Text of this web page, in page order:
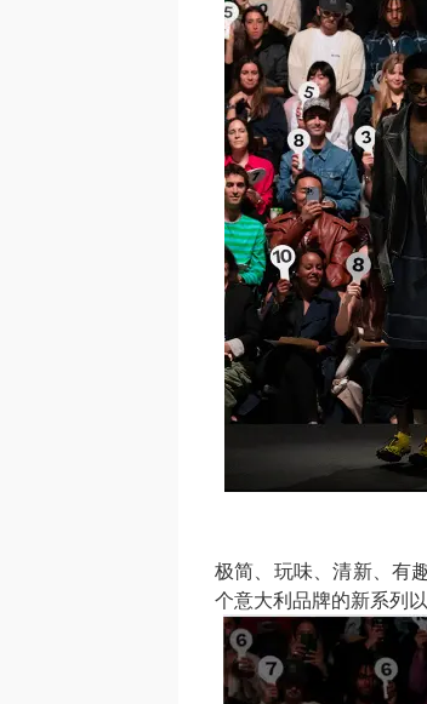
极简、玩味、清新、有
个意大利品牌的新系列